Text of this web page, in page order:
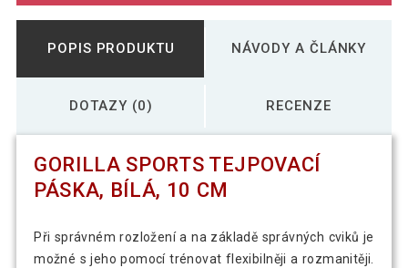
POPIS PRODUKTU NÁVODY A ČLÁNKY
DOTAZY (0) RECENZE
GORILLA SPORTS TEJPOVACÍ
PÁSKA, BÍLÁ, 10 CM
Při správném rozložení a na základě správných cviků je
možné s jeho pomocí trénovat flexibilněji a rozmanitěji.